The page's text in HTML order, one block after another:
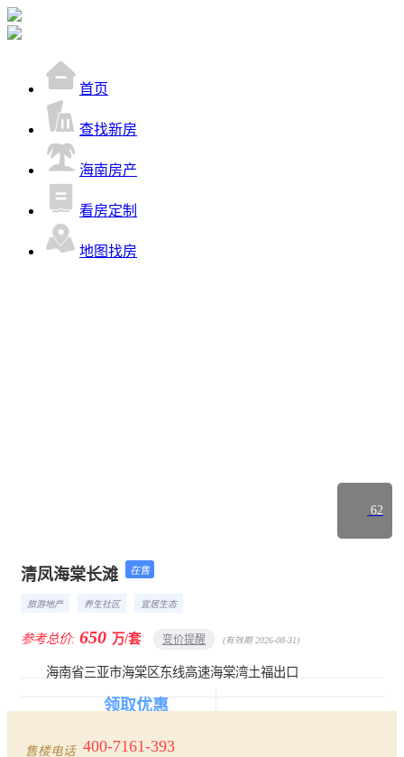
首页
查找新房
海南房产
看房定制
地图找房
62
楼盘首页
清凤海棠长滩 在售
旅游地产 养生社区 宜居生态
参考总价: 650 万/套 变价提醒 (有效期 2026-08-31)
海南省三亚市海棠区东线高速海棠湾土福出口
领取优惠
报名看房
售楼电话 400-7161-393